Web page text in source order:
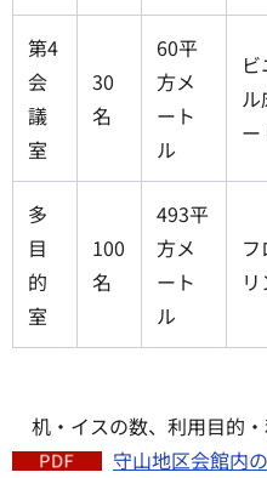
第4
会
議
室
30
名
60平
方メ
ート
ル
ル
ー
多
目
的
室
100
名
493平
方メ
ート
ル
机・イスの数、利用目的
守山地区会館内